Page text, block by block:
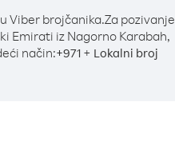
Viber brojčanika.Za pozivanje
Emirati iz Nagorno Karabah,
način:+971+ Lokalni broj